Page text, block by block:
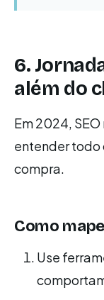
6.
além do
Em 2024,
entender todo
compra.
Como
Use